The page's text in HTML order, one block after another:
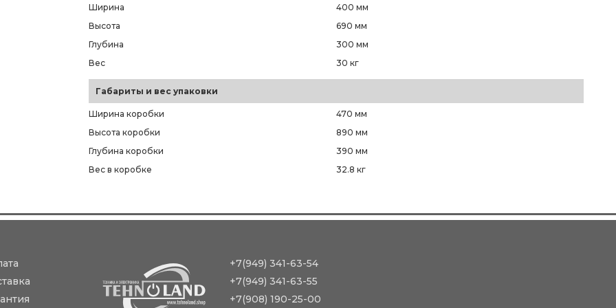
Ширина
400 мм
Высота
690 мм
Глубина
300 мм
Вес
30 кг
Габариты и вес упаковки
Ширина коробки
470 мм
Высота коробки
890 мм
Глубина коробки
390 мм
Вес в коробке
32.8 кг
+7(949) 341-63-54
+7(949) 341-63-55
+7(908) 190-25-00